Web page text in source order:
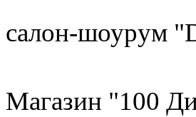
салон-шоурум
Магазин "100